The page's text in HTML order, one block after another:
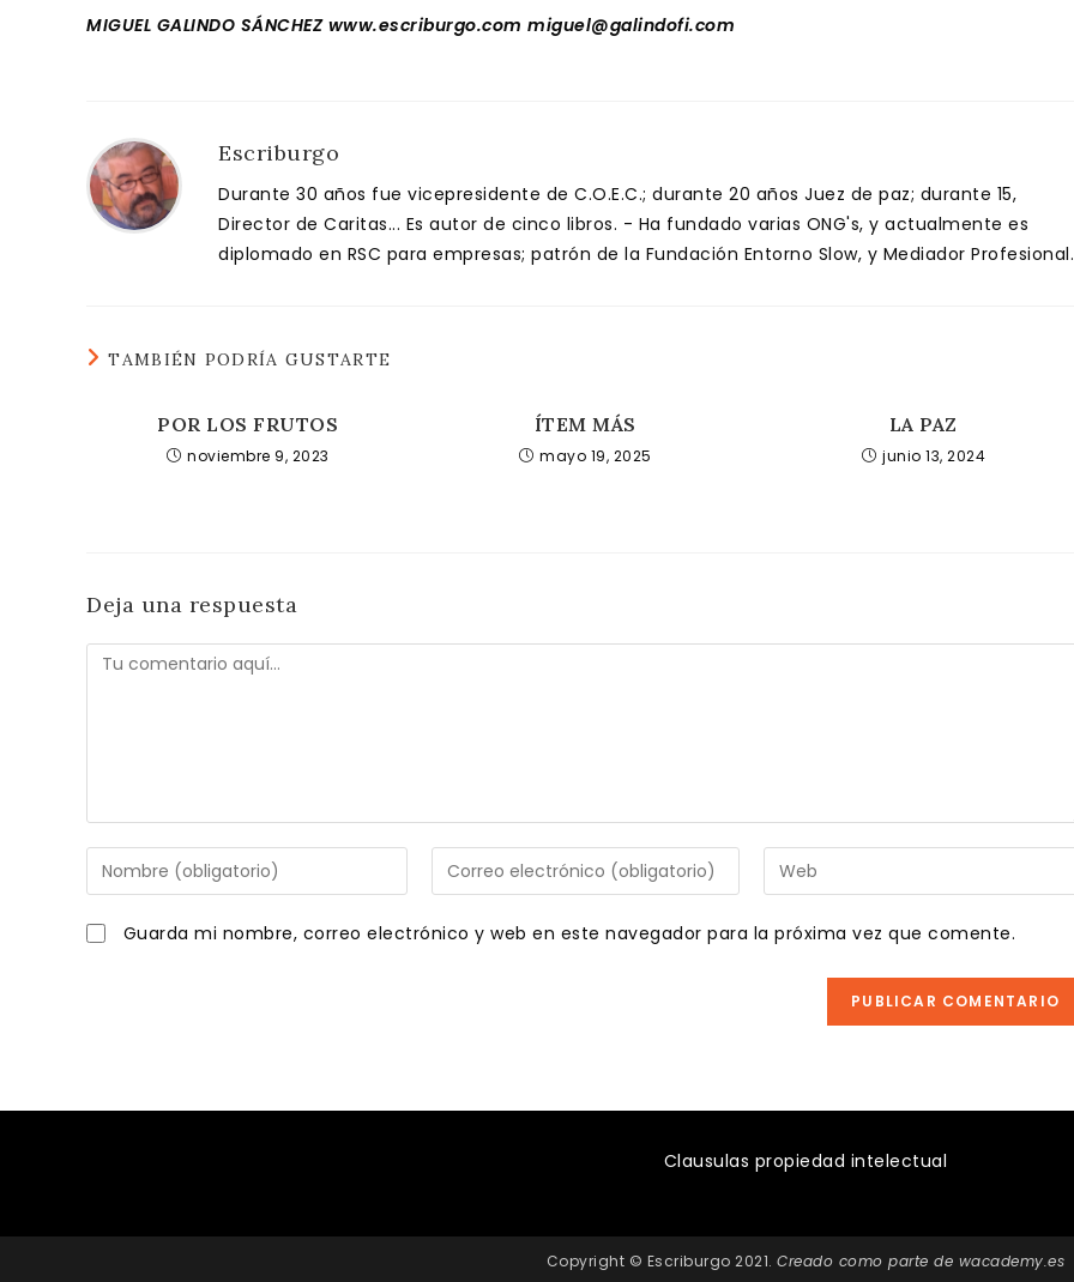
MIGUEL GALINDO SÁNCHEZ www.escriburgo.com miguel@galindofi.com
Escriburgo
Durante 30 años fue vicepresidente de C.O.E.C.; durante 20 años Juez de paz; durante 15,
Director de Caritas... Es autor de cinco libros. - Ha fundado varias ONG's, y actualmente es
diplomado en RSC para empresas; patrón de la Fundación Entorno Slow, y Mediador Profesional.
TAMBIÉN PODRÍA GUSTARTE
POR LOS FRUTOS
noviembre 9, 2023
ÍTEM MÁS
mayo 19, 2025
LA PAZ
junio 13, 2024
Deja una respuesta
Comentario
Introduce
tu
nombre
o
Introduce
tu
dirección
Introduce
la
de
Guarda mi nombre, correo electrónico y web en este navegador para la próxima vez que comente.
Clausulas propiedad intelectual
Copyright © Escriburgo 2021.Creado como parte de wacademy.es